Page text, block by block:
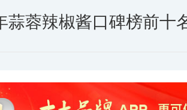
蓉辣椒酱口碑榜前十名 消费者